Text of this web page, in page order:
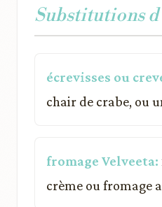
Substitutions
écrevisses ou
chair de crabe, ou
fromage Velveeta:
crème ou fromage